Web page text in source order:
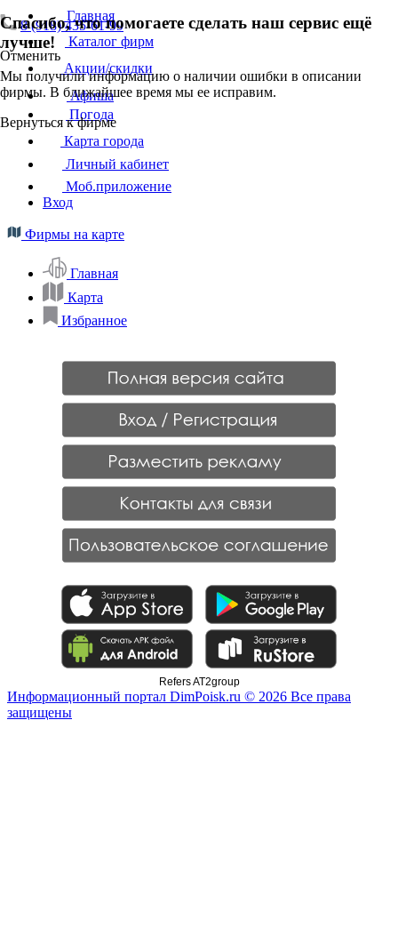
8 (918) 435-61-99
Отменить
Спасибо, что помогаете сделать наш сервис ещё
лучше!
Мы получили информацию о наличии ошибки в описании
фирмы. В ближайшее время мы ее исправим.
Вернуться к фирме
Главная
Каталог фирм
Акции/скидки
Афиша
Погода
Карта города
Личный кабинет
Моб.приложение
Вход
Фирмы на карте
Главная
Карта
Избранное
Refers AT2group
Информационный портал DimPoisk.ru © 2026 Все права
защищены